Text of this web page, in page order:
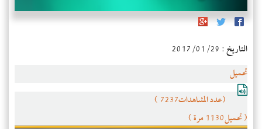
التاريخ : 2017/01/29
تحميل
(عدد المشاهدات7237 )
( تحميل1130 مرة )